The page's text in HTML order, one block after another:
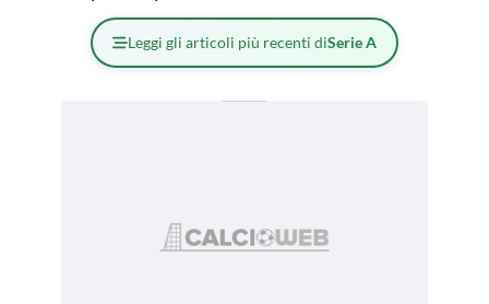
Leggi gli articoli più recenti diSerie A